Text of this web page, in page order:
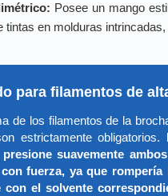
Posee un mango
tintas en molduras
para filamentos de
de los filamentos de la
estrictamente obligatorios.
suavemente
fuerza, ya que
el solvente